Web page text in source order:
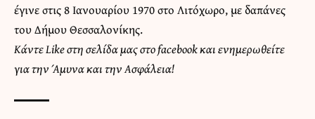
έγινε στις 8 Ιανουαρίου 1970 στο Λιτόχωρο, με δαπάνες
του Δήμου Θεσσαλονίκης.
Κάντε Like στη σελίδα μας στο facebook και ενημερωθείτε
για την Άμυνα και την Ασφάλεια!